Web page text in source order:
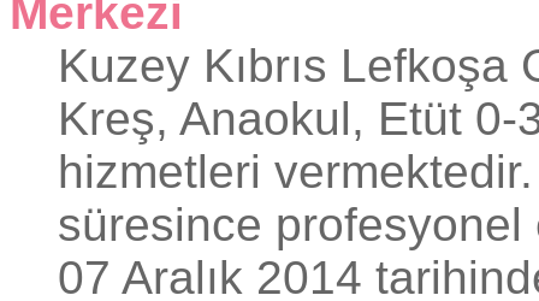
Merkezi
Kuzey Kıbrıs
Kreş, Anaokul, Etüt 0-
hizmetleri
süresince profesyonel
07 Aralık 2014